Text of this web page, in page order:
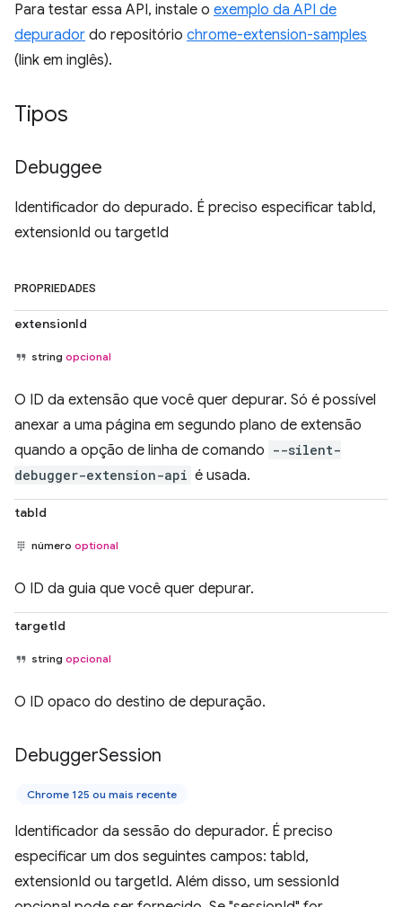
Para testar essa API, instale o exemplo da API de
depurador do repositório chrome-extension-samples
(link em inglês).
Tipos
Debuggee
Identificador do depurado. É preciso especificar tabId,
extensionId ou targetId
PROPRIEDADES
extensionId
string opcional
O ID da extensão que você quer depurar. Só é possível
anexar a uma página em segundo plano de extensão
quando a opção de linha de comando --silent-
debugger-extension-api é usada.
tabId
número optional
O ID da guia que você quer depurar.
targetId
string opcional
O ID opaco do destino de depuração.
DebuggerSession
Chrome 125 ou mais recente
Identificador da sessão do depurador. É preciso
especificar um dos seguintes campos: tabId,
extensionId ou targetId. Além disso, um sessionId